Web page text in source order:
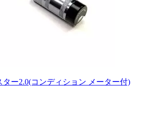
ター2.0(コンディション メーター付)